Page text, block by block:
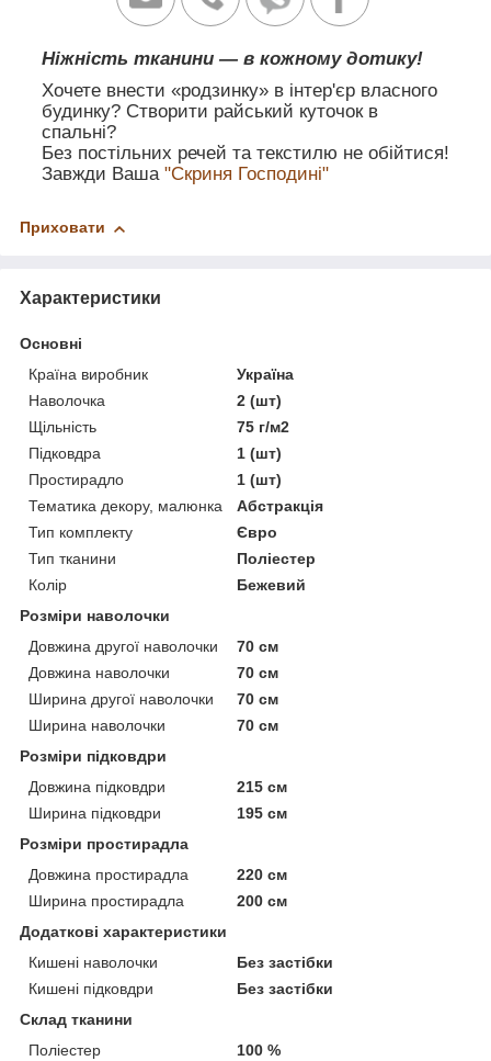
Ніжність тканини — в кожному дотику!
Хочете внести «родзинку» в інтер'єр власного
будинку? Створити райський куточок в
спальні?
Без постільних речей та текстилю не обійтися!
Завжди Ваша "Скриня Господині"
Приховати
Характеристики
Основні
Країна виробник
Україна
Наволочка
2 (шт)
Щільність
75 г/м2
Підковдра
1 (шт)
Простирадло
1 (шт)
Тематика декору, малюнка
Абстракція
Тип комплекту
Євро
Тип тканини
Поліестер
Колір
Бежевий
Розміри наволочки
Довжина другої наволочки
70 см
Довжина наволочки
70 см
Ширина другої наволочки
70 см
Ширина наволочки
70 см
Розміри підковдри
Довжина підковдри
215 см
Ширина підковдри
195 см
Розміри простирадла
Довжина простирадла
220 см
Ширина простирадла
200 см
Додаткові характеристики
Кишені наволочки
Без застібки
Кишені підковдри
Без застібки
Склад тканини
Поліестер
100 %